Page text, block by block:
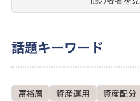
プロフィール 執筆
三輪有香
有泉愛子
話題キーワード
富裕層 資産運用 資産配分